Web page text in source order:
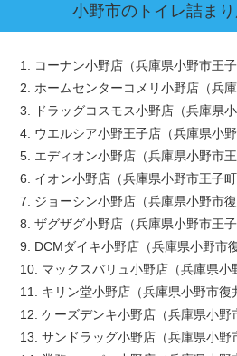
小野市のトイレ詰ま
1. コーナン小野店（兵庫県小野市王子
2. ホームセンターコメリ小野店（兵
3. ドラッグコスモス小野店（兵庫県
4. ウエルシア小野王子店（兵庫県小
5. エディオン小野店（兵庫県小野市王
6. イオン小野店（兵庫県小野市王子町
7. ジョーシン小野店（兵庫県小野市復
8. ザグザグ小野店（兵庫県小野市王子
9. DCMダイキ小野店（兵庫県小野市
10. マックスバリュ小野店（兵庫県小
11. キリン堂小野店（兵庫県小野市復
12. ケーズデンキ小野店（兵庫県小野
13. サンドラッグ小野店（兵庫県小野